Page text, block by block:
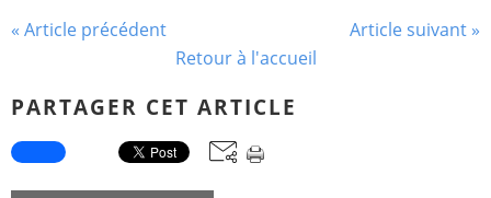
« Article précédent
Article suivant »
Retour à l'accueil
PARTAGER CET ARTICLE